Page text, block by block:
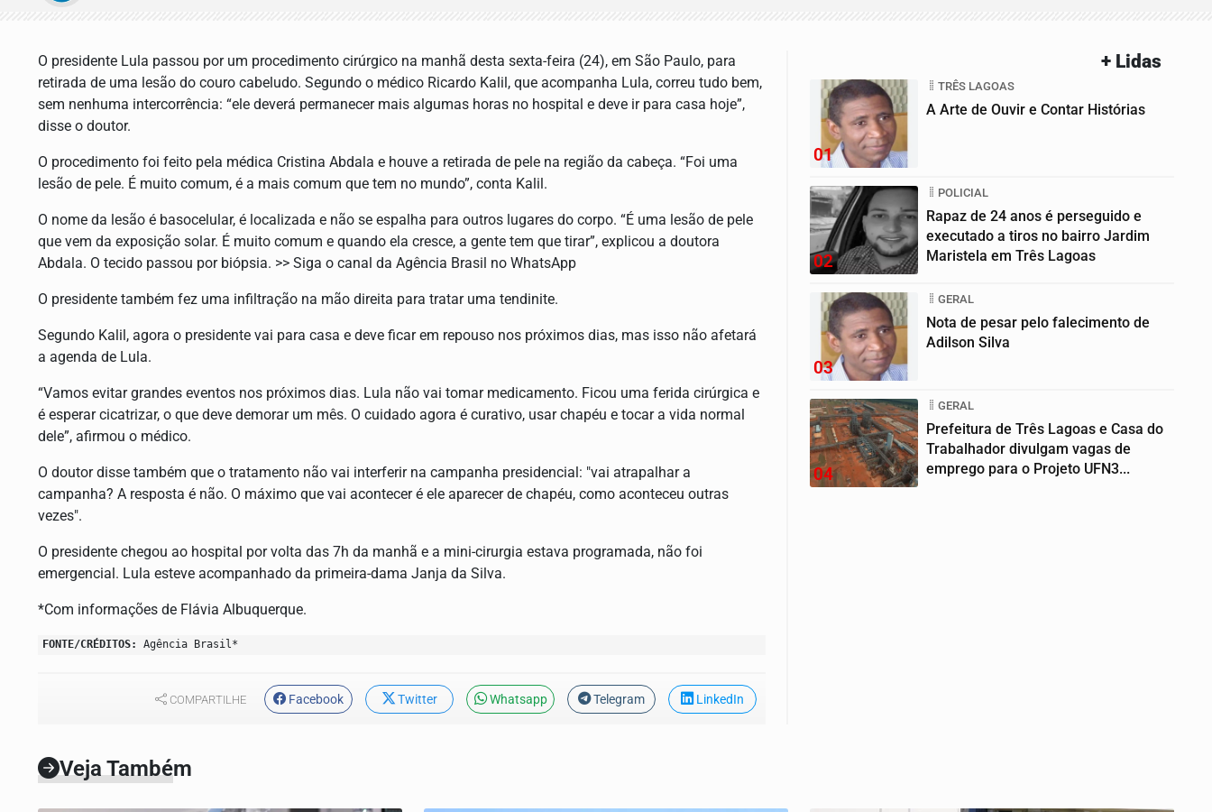
O presidente Lula passou por um procedimento cirúrgico na manhã desta sexta-feira (24), em São Paulo, para
retirada de uma lesão do couro cabeludo. Segundo o médico Ricardo Kalil, que acompanha Lula, correu tudo bem,
sem nenhuma intercorrência: “ele deverá permanecer mais algumas horas no hospital e deve ir para casa hoje”,
disse o doutor.
O procedimento foi feito pela médica Cristina Abdala e houve a retirada de pele na região da cabeça. “Foi uma
lesão de pele. É muito comum, é a mais comum que tem no mundo”, conta Kalil.
O nome da lesão é basocelular, é localizada e não se espalha para outros lugares do corpo. “É uma lesão de pele
que vem da exposição solar. É muito comum e quando ela cresce, a gente tem que tirar”, explicou a doutora
Abdala. O tecido passou por biópsia. >> Siga o canal da Agência Brasil no WhatsApp
O presidente também fez uma infiltração na mão direita para tratar uma tendinite.
Segundo Kalil, agora o presidente vai para casa e deve ficar em repouso nos próximos dias, mas isso não afetará
a agenda de Lula.
“Vamos evitar grandes eventos nos próximos dias. Lula não vai tomar medicamento. Ficou uma ferida cirúrgica e
é esperar cicatrizar, o que deve demorar um mês. O cuidado agora é curativo, usar chapéu e tocar a vida normal
dele”, afirmou o médico.
O doutor disse também que o tratamento não vai interferir na campanha presidencial: "vai atrapalhar a
campanha? A resposta é não. O máximo que vai acontecer é ele aparecer de chapéu, como aconteceu outras
vezes".
O presidente chegou ao hospital por volta das 7h da manhã e a mini-cirurgia estava programada, não foi
emergencial. Lula esteve acompanhado da primeira-dama Janja da Silva.
*Com informações de Flávia Albuquerque.
FONTE/CRÉDITOS: Agência Brasil*
COMPARTILHE Facebook Twitter Whatsapp Telegram LinkedIn
+ Lidas
01
TRÊS LAGOAS
A Arte de Ouvir e Contar Histórias
02
POLICIAL
Rapaz de 24 anos é perseguido e
executado a tiros no bairro Jardim
Maristela em Três Lagoas
03
GERAL
Nota de pesar pelo falecimento de
Adilson Silva
04
GERAL
Prefeitura de Três Lagoas e Casa do
Trabalhador divulgam vagas de
emprego para o Projeto UFN3...
Veja Também